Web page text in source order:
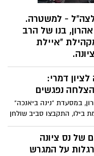
לצה"ל - למשטרה.
בנו של הרב
"איילת
חרדיים בני ישיבות
למשטרה במקום לצה"ל?
ידידיה, בנו של הרב
מוסדות "איילת השחר"
ציונה בפרט. (הוא עצמו,
דמרי:
נפגשים
במסעדת "נינה ביאנכה"
בילו, התקבצו סביב שולחן
ציון דמרי – והייתה לכך
שלוש). יזם הנדל"ן
האיש שעומד מאחורי
של נס ציונה
על המגרש